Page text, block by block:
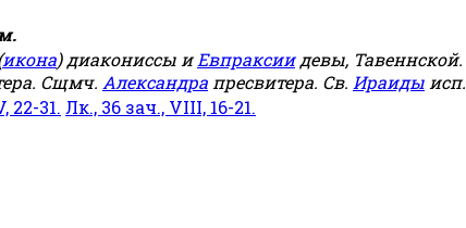
икона) диакониссы иЕвпраксиидевы,
Сщмч. Александра пресвитера. Св. Ираиды исп.
22-31. Лк., 36 зач., VIII, 16-21.